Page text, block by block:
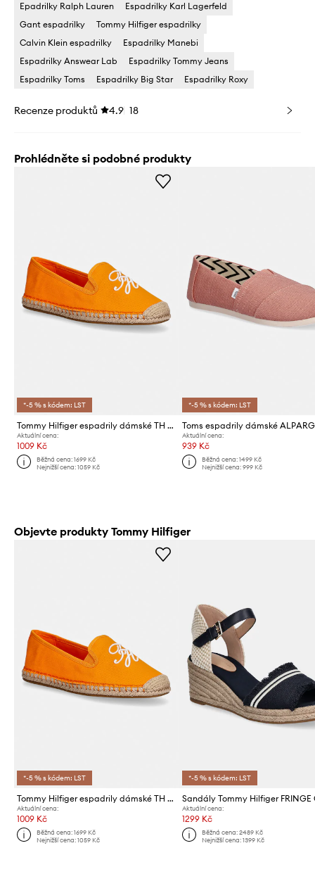
Epadrilky Ralph Lauren
Espadrilky Karl Lagerfeld
Gant espadrilky
Tommy Hilfiger espadrilky
Calvin Klein espadrilky
Espadrilky Manebi
Espadrilky Answear Lab
Espadrilky Tommy Jeans
Espadrilky Toms
Espadrilky Big Star Espadrilky Roxy
Recenze produktů 4.9 18
Prohlédněte si podobné produkty
*-5 % s kódem: LST
Tommy Hilfiger espadrily dámské TH SCRIPT SUMMER ESPADRILLE
Aktuální cena:
1009 Kč
Běžná cena:1699 Kč
Nejnižší cena:1059 Kč
*-5 % s kódem: LST
Aktuální cena:
939 Kč
Běžná cena: 1499 Kč
Nejnižší cena: 999 Kč
Objevte produkty Tommy Hilfiger
*-5 % s kódem: LST
Tommy Hilfiger espadrily dámské TH SCRIPT SUMMER ESPADRILLE
Aktuální cena:
1009 Kč
Běžná cena:1699 Kč
Nejnižší cena:1059 Kč
*-5 % s kódem: LST
Aktuální cena:
1299 Kč
Běžná cena: 2489 Kč
Nejnižší cena: 1399 Kč